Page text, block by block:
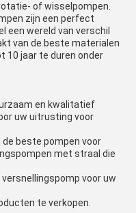
of wisselpompen.
zijn een perfect
een wereld van verschil
van de beste materialen
10 jaar te duren onder
en kwalitatief
uw uitrusting voor
beste pompen voor
met straal die
voor uw
te verkopen.